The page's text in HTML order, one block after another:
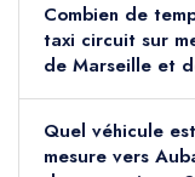
Combien de
taxi circuit sur
de Marseille et
Quel véhicule
mesure vers